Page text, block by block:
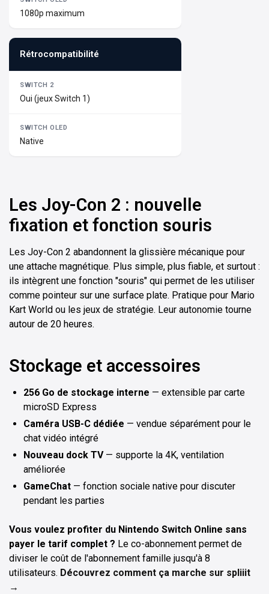
1080p maximum
Rétrocompatibilité
Oui (jeux Switch 1)
Native
Les Joy-Con 2 : nouvelle
fixation et fonction souris
Les Joy-Con 2 abandonnent la glissière mécanique pour
une attache magnétique. Plus simple, plus fiable, et surtout :
ils intègrent une fonction "souris" qui permet de les utiliser
comme pointeur sur une surface plate. Pratique pour Mario
Kart World ou les jeux de stratégie. Leur autonomie tourne
autour de 20 heures.
Stockage et accessoires
256 Go de stockage interne — extensible par carte
microSD Express
Caméra USB-C dédiée — vendue séparément pour le
chat vidéo intégré
Nouveau dock TV— supporte la 4K, ventilation
améliorée
GameChat — fonction sociale native pour discuter
pendant les parties
Vous voulez profiter du Nintendo Switch Online sans
payer le tarif complet ? Le co-abonnement permet de
diviser le coût de l'abonnement famille jusqu'à 8
utilisateurs. Découvrez comment ça marche sur spliiit
→